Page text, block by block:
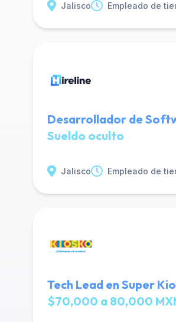
Jalisco Empleado de
Desarrollador de
Sueldo oculto
Jalisco Empleado de
Tech Lead en Super
$70,000 a 80,000